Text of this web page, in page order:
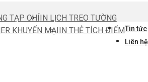
TẠP CHÍIN LỊCH TREO TƯỜNG
KHUYẾN MẠIIN THẺ TÍCH ĐIỂMTin tức
Liên hệ